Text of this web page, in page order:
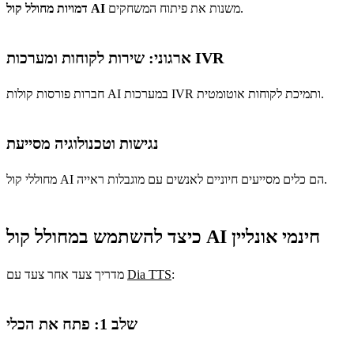
דמויות מחולל קול AI משנות את פיתוח המשחקים.
ארגוני: שירות לקוחות ומערכות IVR
חברות פורסות קולות AI במערכות IVR ותמיכת לקוחות אוטומטית.
נגישות וטכנולוגיה מסייעת
מחוללי קול AI הם כלים מסייעים חיוניים לאנשים עם מוגבלות ראייה.
כיצד להשתמש במחולל קול AI חינמי אונליין
Dia TTS:
שלב 1: פתח את הכלי